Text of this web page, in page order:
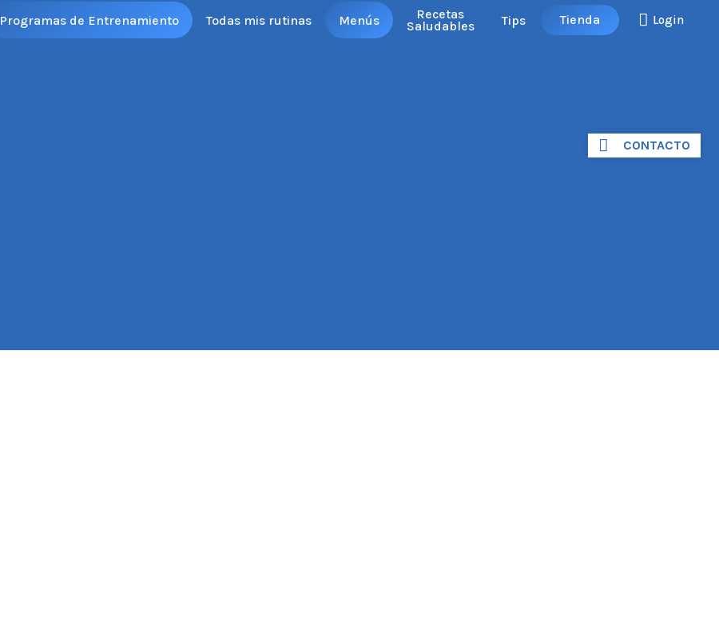
Programas de Entrenamiento Todas mis rutinas Menús Recetas
Saludables Tips Tienda Login
CONTACTO